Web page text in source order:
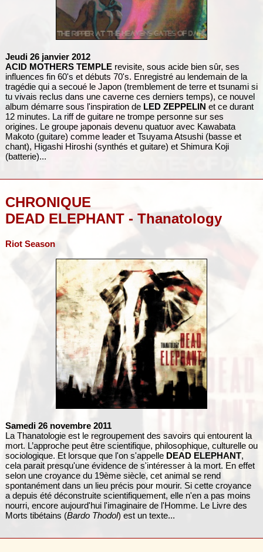
Jeudi 26 janvier 2012
ACID MOTHERS TEMPLErevisite, sous acide bien sûr, ses
influences fin 60's et débuts 70's. Enregistré au lendemain de la
tragédie qui a secoué le Japon (tremblement de terre et tsunami si
tu vivais reclus dans une caverne ces derniers temps), ce nouvel
album démarre sous l'inspiration de LED ZEPPELIN et ce durant
12 minutes. La riff de guitare ne trompe personne sur ses
origines. Le groupe japonais devenu quatuor avec Kawabata
Makoto (guitare) comme leader et Tsuyama Atsushi (basse et
chant), Higashi Hiroshi (synthés et guitare) et Shimura Koji
(batterie)...
CHRONIQUE
DEAD ELEPHANT - Thanatology
Riot Season
Samedi 26 novembre 2011
La Thanatologie est le regroupement des savoirs qui entourent la
mort. L’approche peut être scientifique, philosophique, culturelle ou
sociologique. Et lorsque que l'on s'appelle DEAD ELEPHANT,
cela parait presqu'une évidence de s'intéresser à la mort. En effet
selon une croyance du 19ème siècle, cet animal se rend
spontanément dans un lieu précis pour mourir. Si cette croyance
a depuis été déconstruite scientifiquement, elle n'en a pas moins
nourri, encore aujourd'hui l'imaginaire de l'Homme. Le Livre des
Morts tibétains (Bardo Thodol) est un texte...